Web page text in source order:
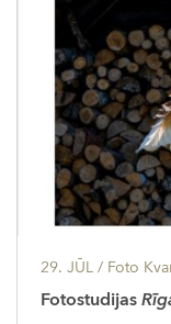
29. JŪL / Foto
Fotostudijas